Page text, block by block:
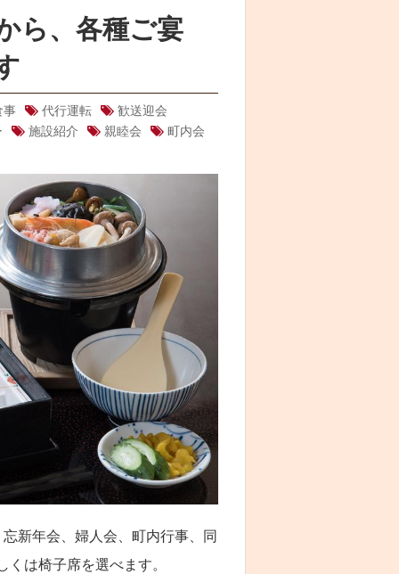
ら、各種ご宴
事 代行運転
歓送迎会
施設紹介 親睦会 町内会
新年会、婦人会、町内行事、同
は椅子席を選べます。